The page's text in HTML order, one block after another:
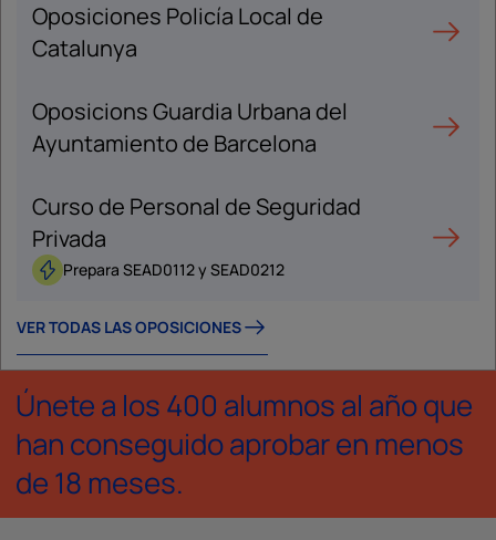
Oposiciones Policía Local de
Catalunya
Oposicions Guardia Urbana del
Ayuntamiento de Barcelona
Curso de Personal de Seguridad
Privada
Prepara SEAD0112 y SEAD0212
VER TODAS LAS OPOSICIONES
Únete a los 400 alumnos al año que
han conseguido aprobar en menos
de 18 meses.